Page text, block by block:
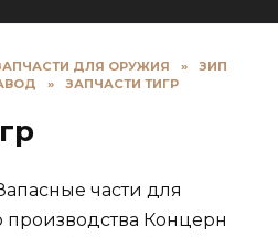
ДЛЯ ОРУЖИЯ »
ЗИП
» ЗАПЧАСТИ ТИГР
части для
производства Концерн